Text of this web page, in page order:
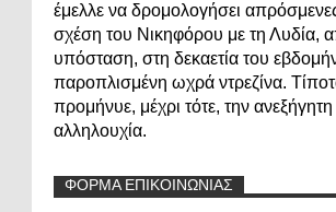
έμελλε να δρομολογήσει απρόσμενες
σχέση του Νικηφόρου με τη Λυδία,
υπόσταση, στη δεκαετία του
παροπλισμένη ωχρά ντρεζίνα.
προμήνυε, μέχρι τότε, την ανεξήγητη
αλληλουχία.
ΦΟΡΜΑ ΕΠΙΚΟΙΝΩΝΙΑΣ